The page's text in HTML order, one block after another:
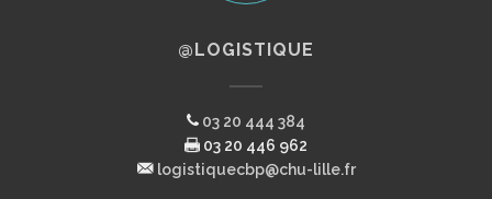
@LOGISTIQUE
03 20 444 384
03 20 446 962
logistiquecbp@chu-lille.fr